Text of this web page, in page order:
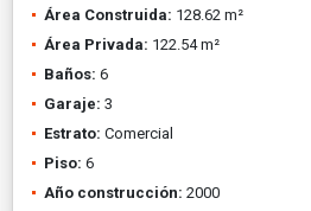
Área Construida: 128.62 m²
Área Privada: 122.54 m²
Baños: 6
Garaje: 3
Estrato: Comercial
Piso: 6
Año construcción: 2000